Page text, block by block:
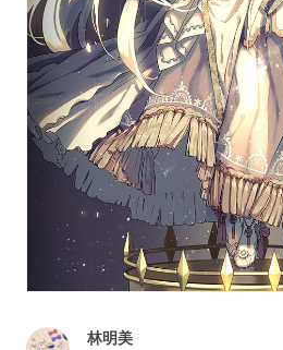
林明美